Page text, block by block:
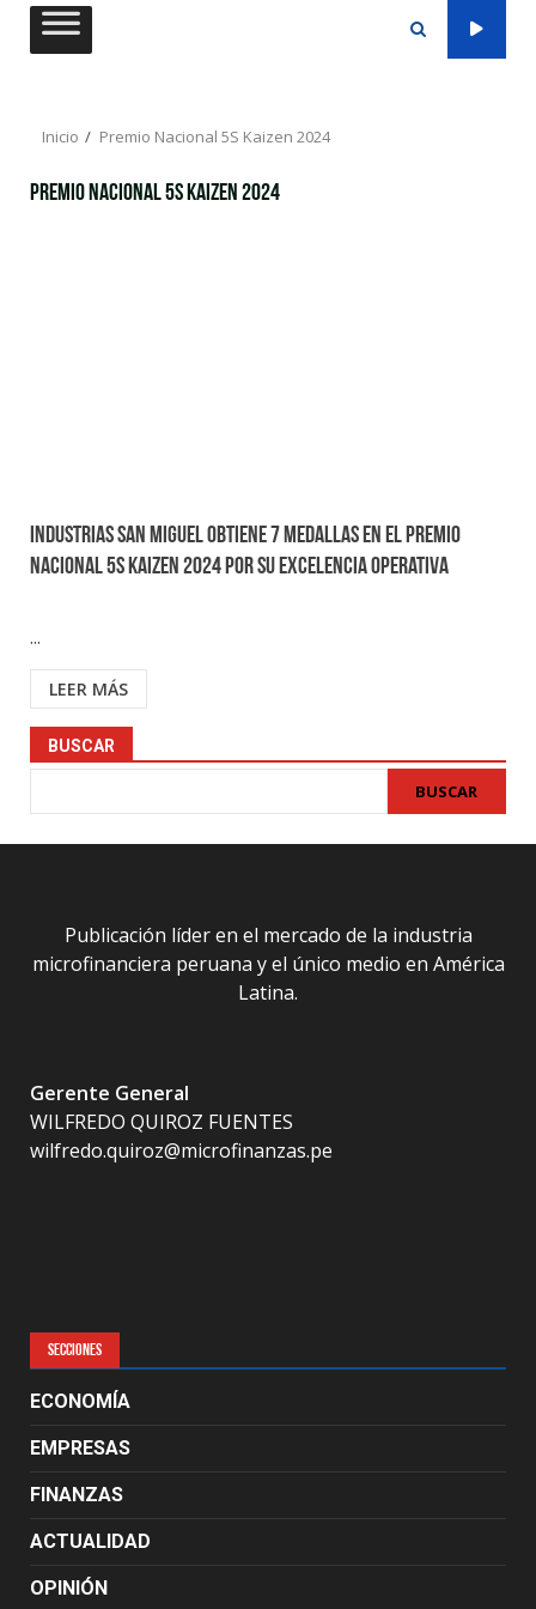
Saltar
Inicio Premio Nacional 5S Kaizen 2024
Premio Nacional 5S Kaizen 2024
Industrias San Miguel obtiene 7 medallas en el Premio
Nacional 5S Kaizen 2024 por su excelencia operativa
...
LEER MÁS
BUSCAR
BUSCAR
Publicación líder en el mercado de la industria
microfinanciera peruana y el único medio en América
Latina.
Gerente General
WILFREDO QUIROZ FUENTES
wilfredo.quiroz@microfinanzas.pe
SECCIONES
ECONOMÍA
EMPRESAS
FINANZAS
ACTUALIDAD
OPINIÓN